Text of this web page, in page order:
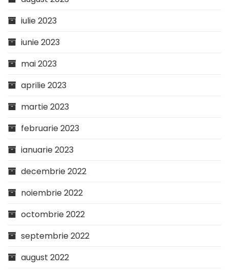
iulie 2023
iunie 2023
mai 2023
aprilie 2023
martie 2023
februarie 2023
ianuarie 2023
decembrie 2022
noiembrie 2022
octombrie 2022
septembrie 2022
august 2022